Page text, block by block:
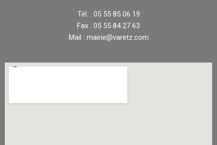
Tél. : 05 55 85 06 19
Fax : 05 55 84 27 63
Mail : mairie@varetz.com